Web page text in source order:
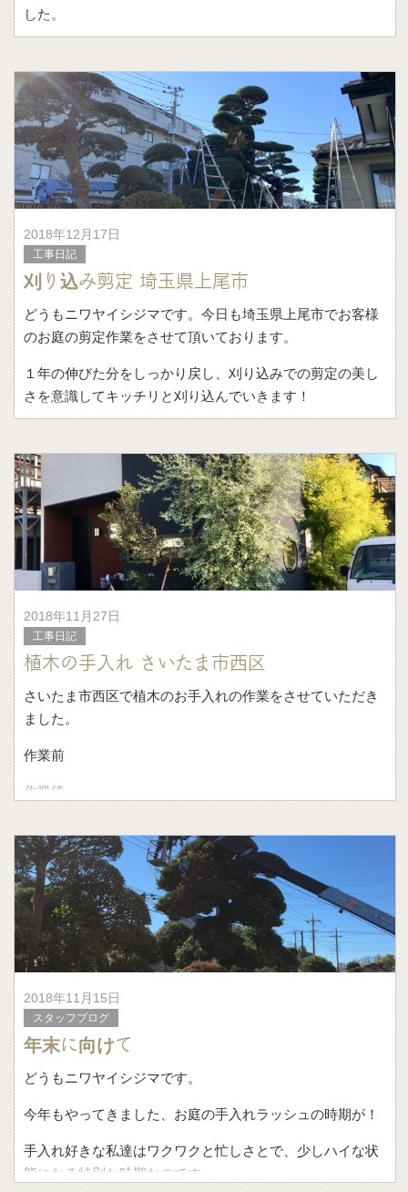
した。
ひいきと仲間の協力のもと、今年も庭に存
2018年12月17日
工事日記
刈り込み剪定 埼玉県上尾市
どうもニワヤイシジマです。今日も埼玉県上尾市でお客様
のお庭の剪定作業をさせて頂いております。
１年の伸びた分をしっかり戻し、刈り込みでの剪定の美し
さを意識してキッチリと刈り込んでいきます！
2018年11月27日
工事日記
植木の手入れ さいたま市西区
さいたま市西区で植木のお手入れの作業をさせていただき
ました。
作業前
作業後
不要な枝を外して、また1年健やかに伸びるように整えまし
た。
2018年11月15日
スタッフブログ
年末に向けて
どうもニワヤイシジマです。
今年もやってきました、お庭の手入れラッシュの時期が！
手入れ好きな私達はワクワクと忙しさとで、少しハイな状
態になる特別な時期なのです。